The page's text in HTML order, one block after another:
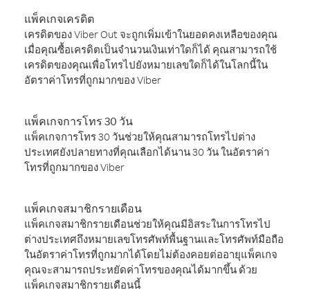
แพ็คเกจเครดิต
เครดิตของ Viber Out จะถูกเพิ่มเข้าในยอดคงเหลือของคุณ
เมื่อคุณซื้อเครดิตเป็นจำนวนเงินเท่าใดก็ได้ คุณสามารถใช้
เครดิตของคุณเพื่อโทรไปยังหมายเลขใดก็ได้ในโลกนี้ใน
อัตราค่าโทรที่ถูกมากของ Viber
แพ็คเกจการโทร 30 วัน
แพ็คเกจการโทร 30 วันช่วยให้คุณสามารถโทรไปต่าง
ประเทศยังปลายทางที่คุณเลือกได้นาน 30 วัน ในอัตราค่า
โทรที่ถูกมากของ Viber
แพ็คเกจสมาชิกรายเดือน
แพ็คเกจสมาชิกรายเดือนช่วยให้คุณมีอิสระในการโทรไป
ต่างประเทศถึงหมายเลขโทรศัพท์พื้นฐานและโทรศัพท์มือถือ
ในอัตราค่าโทรที่ถูกมากได้โดยไม่ต้องคอยต่ออายุแพ็คเกจ
คุณจะสามารถประหยัดค่าโทรของคุณได้มากขึ้น ด้วย
แพ็คเกจสมาชิกรายเดือนนี้